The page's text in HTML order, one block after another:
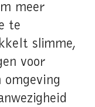
meer
te
slimme,
voor
omgeving